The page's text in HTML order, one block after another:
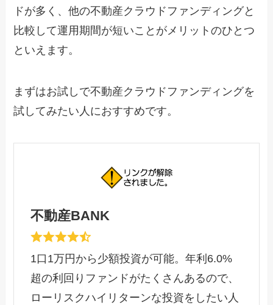
ドが多く、他の不動産クラウドファンディングと
比較して運用期間が短いことがメリットのひとつ
といえます。
まずはお試しで不動産クラウドファンディングを
試してみたい人におすすめです。
不動産BANK
1口1万円から少額投資が可能。年利6.0%
超の利回りファンドがたくさんあるので、
ローリスクハイリターンな投資をしたい人